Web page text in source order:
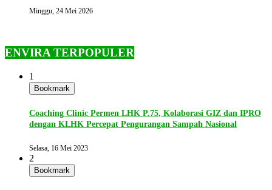
Minggu, 24 Mei 2026
ENVIRA TERPOPULER
1
Bookmark
Coaching Clinic Permen LHK P.75, Kolaborasi GIZ dan IPRO
dengan KLHK Percepat Pengurangan Sampah Nasional
Selasa, 16 Mei 2023
2
Bookmark